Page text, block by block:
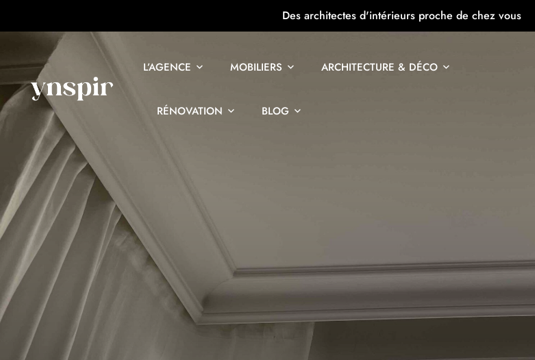
Des architectes d'intérieurs proche de chez vous
L’AGENCE MOBILIERS ARCHITECTURE & DÉCO
RÉNOVATION BLOG